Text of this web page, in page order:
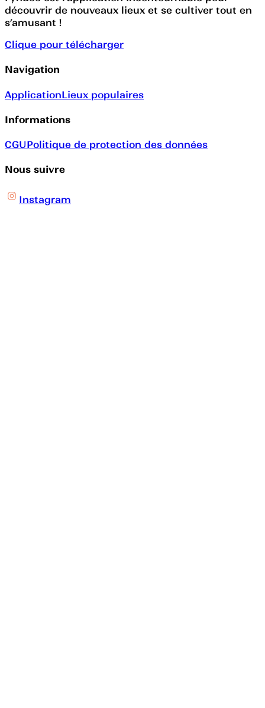
découvrir de nouveaux lieux et se cultiver tout en
s’amusant !
Clique pour télécharger
Navigation
ApplicationLieux populaires
Informations
CGUPolitique de protection des données
Nous suivre
Instagram